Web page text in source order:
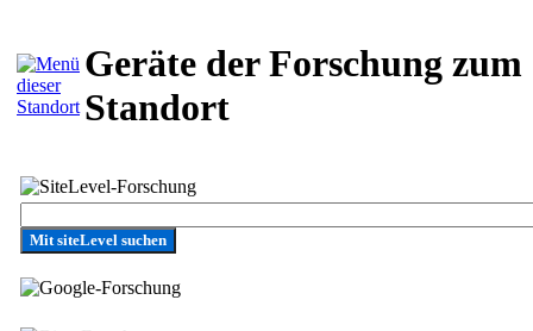
Geräte der Forschung zum
Standort
Mit siteLevel suchen